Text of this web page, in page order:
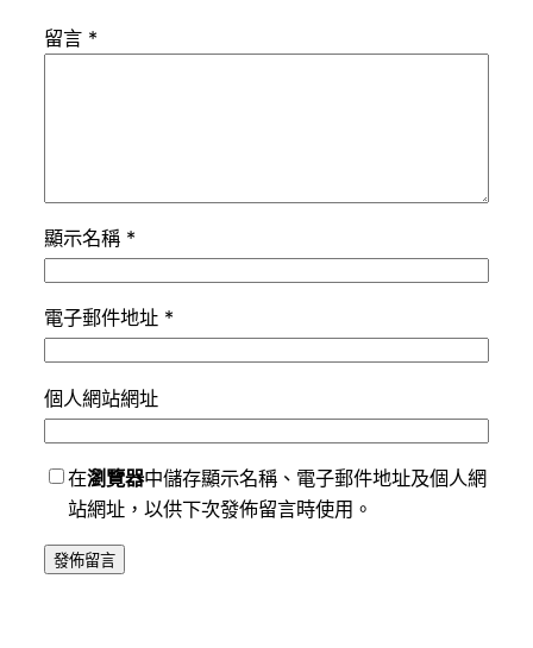
留言 *
顯示名稱 *
電子郵件地址 *
個人網站網址
在瀏覽器中儲存顯示名稱、電子郵件地址及個人網
站網址，以供下次發佈留言時使用。